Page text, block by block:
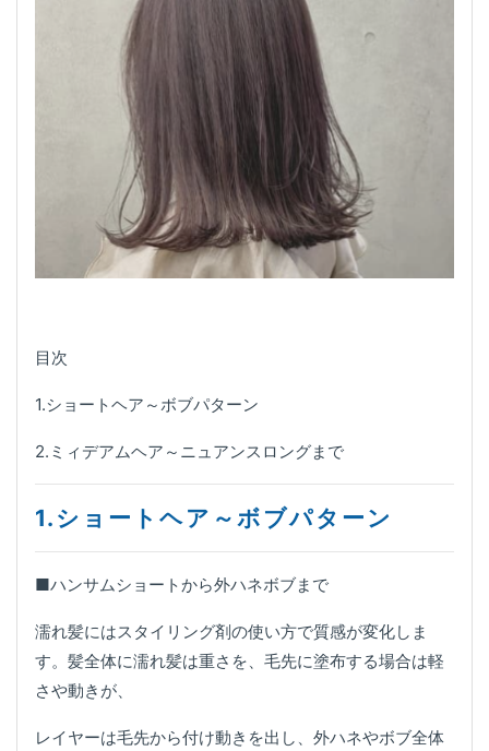
目次
1.ショートヘア～ボブパターン
2.ミィデアムヘア～ニュアンスロングまで
1.ショートヘア～ボブパターン
■ハンサムショートから外ハネボブまで
濡れ髪にはスタイリング剤の使い方で質感が変化しま
す。髪全体に濡れ髪は重さを、毛先に塗布する場合は軽
さや動きが、
レイヤーは毛先から付け動きを出し、外ハネやボブ全体